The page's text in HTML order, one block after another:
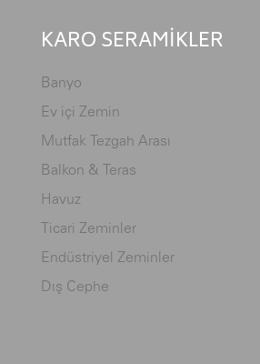
KARO SERAMİKLER
Banyo
Ev içi Zemin
Mutfak Tezgah Arası
Balkon & Teras
Havuz
Ticari Zeminler
Endüstriyel Zeminler
Dış Cephe